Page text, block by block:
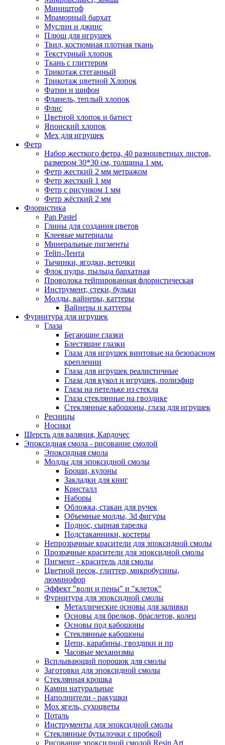
Миништоф
Мраморный бархат
Муслин и джинс
Плюш для игрушек
Твил, костюмная плотная ткань
Текстурный хлопок
Ткань с глиттером
Трикотаж стеганный
Трикотаж цветной Хлопок
Фатин и шифон
Фланель, теплый хлопок
Флис
Цветной хлопок и батист
Японский хлопок
Мех для игрушек
Фетр
Набор жесткого фетра, 40 разноцветных листов,
размером 30*30 см, толщина 1 мм.
Фетр жесткий 2 мм метражом
Фетр жесткий 1 мм
Фетр с рисунком 1 мм
Фетр жёсткий 2 мм
Флористика
Pan Pastel
Глины для создания цветов
Клеевые материалы
Минеральные пигменты
Тейп-Лента
Тычинки, ягодки, веточки
Флок пудра, пыльца бархатная
Проволока тейпированная флористическая
Инструмент, стеки, бульки
Молды, вайнеры, каттеры
Вайнеры и каттеры
Фурнитура для игрушек
Глаза
Бегающие глазки
Блестящие глазки
Глаза для игрушек винтовые на безопасном
креплении
Глаза для игрушек реалистичные
Глаза для кукол и игрушек, полиэфир
Глаза на петельке из стекла
Глаза стеклянные на гвоздике
Стеклянные кабошоны, глаза для игрушек
Ресницы
Носики
Шерсть для валяния, Кардочес
Эпоксидная смола - рисование смолой
Эпоксидная смола
Молды для эпоксидной смолы
Броши, кулоны
Закладки для книг
Кристалл
Наборы
Обложка, стакан для ручек
Объемные молды, 3d фигуры
Поднос, сырная тарелка
Подстаканники, костеры
Непрозрачные красители для эпоксидной смолы
Прозрачные красители для эпоксидной смолы
Пигмент - краситель для смолы
Цветной песок, глиттер, микробусины,
люминофор
Эффект "волн и пены" и "клеток"
Фурнитура для эпоксидной смолы
Металлические основы для заливки
Основы для брелков, браслетов, колец
Основы под кабошоны
Стеклянные кабошоны
Цепи, карабины, гвоздики и пр
Часовые механизмы
Всплывающий порошок для смолы
Заготовки для эпоксидной смолы
Стеклянная крошка
Камни натуральные
Наполнители - ракушки
Мох ягель, сухоцветы
Поталь
Инструменты для эпоксидной смолы
Стеклянные бутылочки с пробкой
Рисование эпоксидной смолой Resin Art